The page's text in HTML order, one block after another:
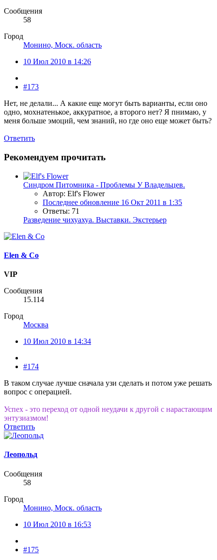
Сообщения
58
Город
Монино, Моск. область
10 Июл 2010 в 14:26
#173
Нет, не делали... А какие еще могут быть варианты, если оно
одно, мохнатенькое, аккуратное, а второго нет? Я пнимаю, у
меня больше эмоций, чем знаний, но где оно еще может быть?
Ответить
Рекомендуем прочитать
Синдром Питомника - Проблемы У Владельцев.
Автор: Elf's Flower
Последнее обновление 16 Окт 2011 в 1:35
Ответы: 71
Разведение чихуахуа. Выставки. Экстерьер
Elen & Co
VIP
Сообщения
15.114
Город
Москва
10 Июл 2010 в 14:34
#174
В таком случае лучше сначала узи сделать и потом уже решать
вопрос с операцией.
Успех - это переход от одной неудачи к другой с нарастающим
энтузиазмом!
Ответить
Леопольд
Сообщения
58
Город
Монино, Моск. область
10 Июл 2010 в 16:53
#175